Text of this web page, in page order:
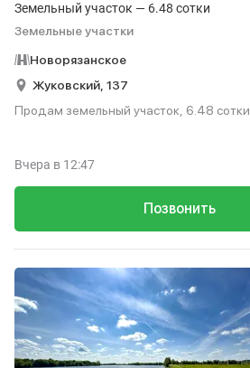
Земельный участок — 6.48 сотки
Земельные участки
Новорязанское
Жуковский, 137
Продам земельный участок, 6.48 сотки.
Позвонить
Вчера в 12:47